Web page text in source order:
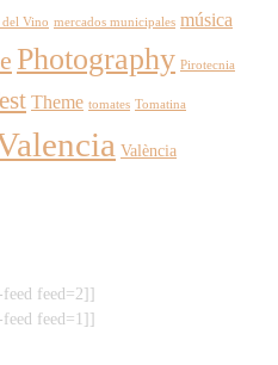
del Vino mercados municipales música
Photography Pirotecnia
Theme tomates Tomatina
València
feed=2]]
feed=1]]